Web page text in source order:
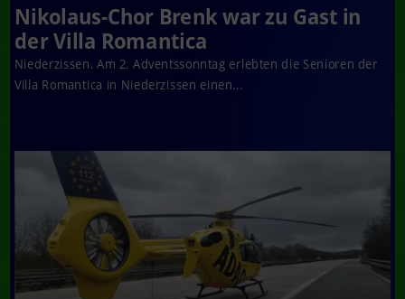
Nikolaus-Chor Brenk war zu Gast in
der Villa Romantica
Niederzissen. Am 2. Adventssonntag erlebten die Senioren der
Villa Romantica in Niederzissen einen...